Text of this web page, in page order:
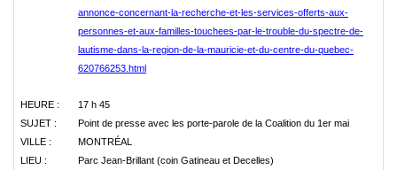
annonce-concernant-la-recherche-et-les-services-offerts-aux-
personnes-et-aux-familles-touchees-par-le-trouble-du-spectre-de-
lautisme-dans-la-region-de-la-mauricie-et-du-centre-du-quebec-
620766253.html
HEURE :
17 h 45
SUJET :
Point de presse avec les porte-parole de la Coalition du 1er mai
VILLE :
MONTRÉAL
LIEU :
Parc Jean-Brillant (coin Gatineau et Decelles)